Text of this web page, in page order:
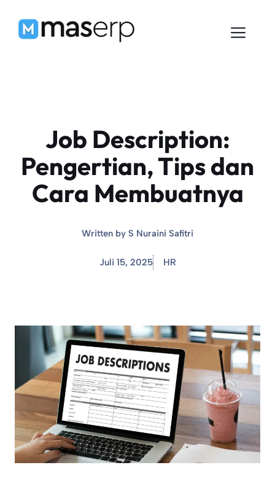
Job Description:
Pengertian, Tips dan
Cara Membuatnya
Written by S Nuraini Safitri
Juli 15, 2025 HR